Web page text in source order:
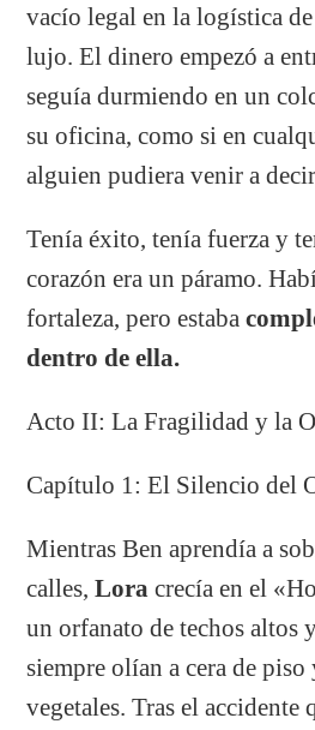
vacío legal en la logística
lujo. El dinero empezó a
seguía durmiendo en un
su oficina, como si en
alguien pudiera venir a
Tenía éxito, tenía fuerza y
corazón era un páramo.
fortaleza, pero estaba
dentro de ella.
Acto II: La Fragilidad y la
Capítulo 1: El Silencio del
Mientras Ben aprendía a
calles,Lora crecía en el
un orfanato de techos altos
siempre olían a cera de piso
vegetales. Tras el accidente